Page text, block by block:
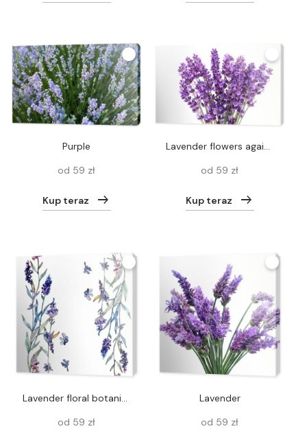
purple
od 59 zł
Kup teraz
Lavender flowers against white background. Isolated object.
od 59 zł
Kup teraz
Lavender floral botanical flowers. Watercolor background illustration set. Seamless background pattern.
od 59 zł
Lavender
od 59 zł